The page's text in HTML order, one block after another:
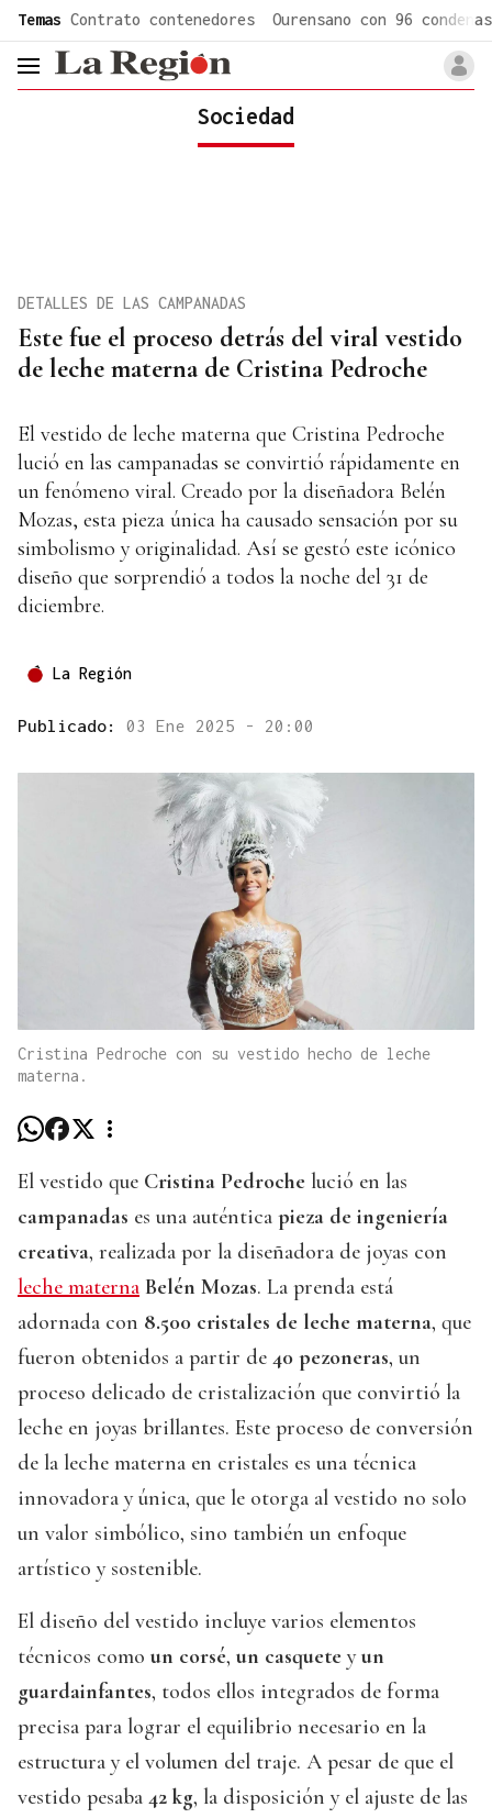
Temas Contrato contenedores Ourensano con 96 condenas
header.menu.open
Sociedad
Este fue el proceso detrás del viral vestido
de leche materna de Cristina Pedroche
DETALLES DE LAS CAMPANADAS
El vestido de leche materna que Cristina Pedroche
lució en las campanadas se convirtió rápidamente en
un fenómeno viral. Creado por la diseñadora Belén
Mozas, esta pieza única ha causado sensación por su
simbolismo y originalidad. Así se gestó este icónico
diseño que sorprendió a todos la noche del 31 de
diciembre.
La Región
Publicado: 03 Ene 2025 - 20:00
Cristina Pedroche con su vestido hecho de leche
materna.
El vestido que Cristina Pedroche lució en las
campanadas es una auténtica pieza de ingeniería
creativa, realizada por la diseñadora de joyas con
leche materna Belén Mozas. La prenda está
adornada con 8.500 cristales de leche materna, que
fueron obtenidos a partir de 40 pezoneras, un
proceso delicado de cristalización que convirtió la
leche en joyas brillantes. Este proceso de conversión
de la leche materna en cristales es una técnica
innovadora y única, que le otorga al vestido no solo
un valor simbólico, sino también un enfoque
artístico y sostenible.
El diseño del vestido incluye varios elementos
técnicos como un corsé, un casquete yun
guardainfantes, todos ellos integrados de forma
precisa para lograr el equilibrio necesario en la
estructura y el volumen del traje. A pesar de que el
vestido pesaba 42 kg, la disposición y el ajuste de las